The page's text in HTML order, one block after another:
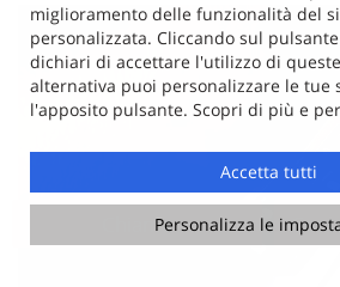
Chiama
miglioramento delle funzionalità del
personalizzata. Cliccando sul
dichiari di accettare l'utilizzo di
alternativa puoi personalizzare le tue
l'apposito pulsante. Scopri di più e
Accetta tutti
Personalizza le